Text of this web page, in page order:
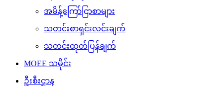
အမိန့်ကြော်ငြာစာများ
သတင်းစာရှင်းလင်းချက်
သတင်းထုတ်ပြန်ချက်
MOEE သမိုင်း
ဦးစီးဌာန